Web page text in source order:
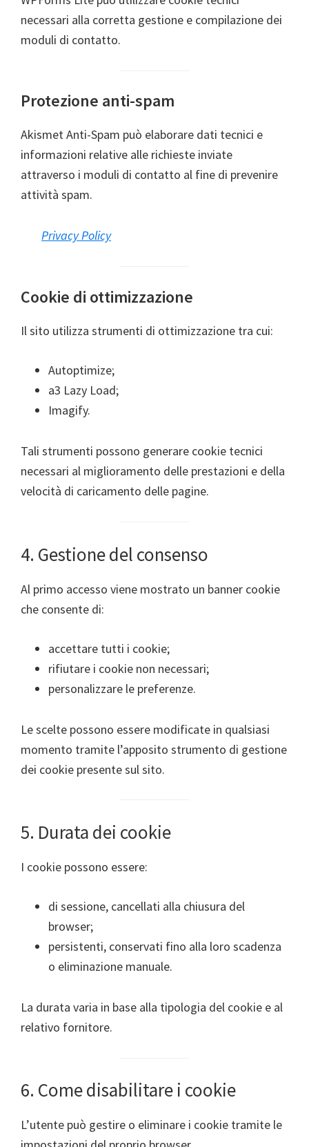
necessari alla corretta gestione e compilazione dei
moduli di contatto.
Protezione anti-spam
Akismet Anti-Spam può elaborare dati tecnici e
informazioni relative alle richieste inviate
attraverso i moduli di contatto al fine di prevenire
attività spam.
Privacy Policy
Cookie di ottimizzazione
Il sito utilizza strumenti di ottimizzazione tra cui:
Autoptimize;
a3 Lazy Load;
Imagify.
Tali strumenti possono generare cookie tecnici
necessari al miglioramento delle prestazioni e della
velocità di caricamento delle pagine.
4. Gestione del consenso
Al primo accesso viene mostrato un banner cookie
che consente di:
accettare tutti i cookie;
rifiutare i cookie non necessari;
personalizzare le preferenze.
Le scelte possono essere modificate in qualsiasi
momento tramite l’apposito strumento di gestione
dei cookie presente sul sito.
5. Durata dei cookie
I cookie possono essere:
di sessione, cancellati alla chiusura del
browser;
persistenti, conservati fino alla loro scadenza
o eliminazione manuale.
La durata varia in base alla tipologia del cookie e al
relativo fornitore.
6. Come disabilitare i cookie
L’utente può gestire o eliminare i cookie tramite le